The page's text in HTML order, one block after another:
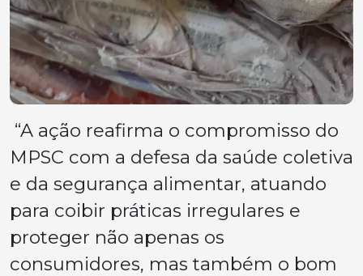
“A ação reafirma o compromisso do
MPSC com a defesa da saúde coletiva
e da segurança alimentar, atuando
para coibir práticas irregulares e
proteger não apenas os
consumidores, mas também o bom